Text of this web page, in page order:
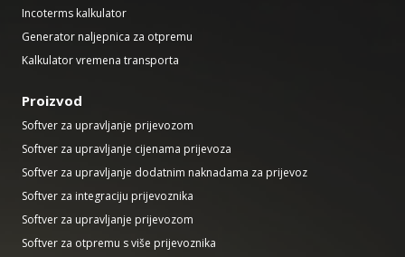
Incoterms kalkulator
Generator naljepnica za otpremu
Kalkulator vremena transporta
Proizvod
Softver za upravljanje prijevozom
Softver za upravljanje cijenama prijevoza
Softver za upravljanje dodatnim naknadama za prijevoz
Softver za integraciju prijevoznika
Softver za upravljanje prijevozom
Softver za otpremu s više prijevoznika